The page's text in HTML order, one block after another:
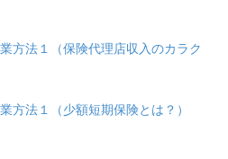
法１（保険代理店収入のカラク
法１（少額短期保険とは？）